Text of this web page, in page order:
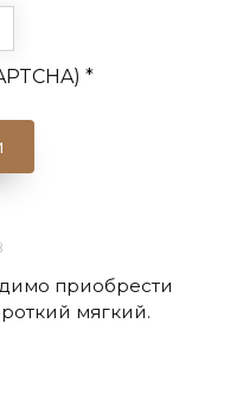
*
приобрести
мягкий.